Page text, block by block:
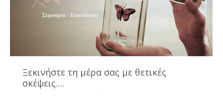
Ξεκινήστε τη μέρα σας με θετικές
σκέψεις….